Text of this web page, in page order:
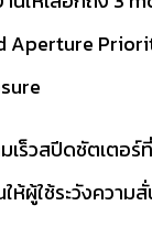
Aperture
ร็วสปีดชัตเตอร์
ห้ผู้ใช้ระวังความ